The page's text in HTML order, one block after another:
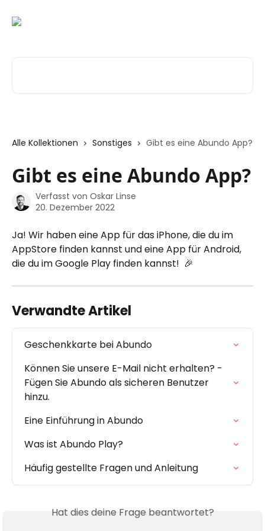
Alle Kollektionen Sonstiges Gibt es eine Abundo App?
Gibt es eine Abundo App?
Verfasst von Oskar Linse
20. Dezember 2022
Ja! Wir haben eine App für das iPhone, die du im
AppStore finden kannst und eine App für Android,
die du im Google Play finden kannst!  🎉
Verwandte Artikel
Geschenkkarte bei Abundo
Können Sie unsere E-Mail nicht erhalten? -
Fügen Sie Abundo als sicheren Benutzer
hinzu.
Eine Einführung in Abundo
Was ist Abundo Play?
Häufig gestellte Fragen und Anleitung
Hat dies deine Frage beantwortet?